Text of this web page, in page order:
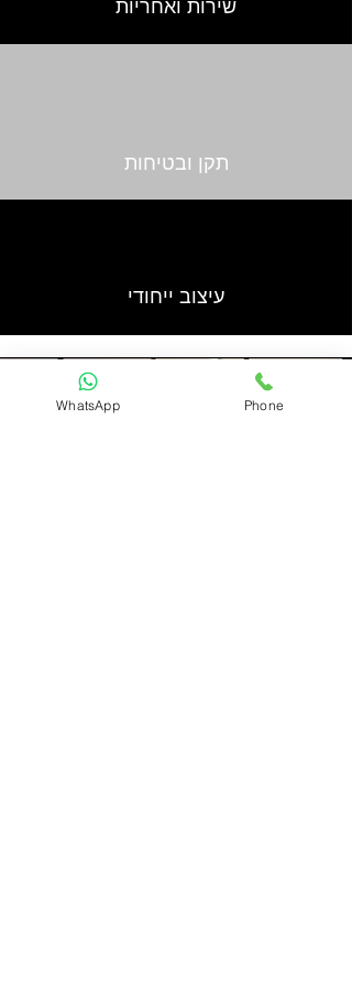
שירות ואחריות
תקן ובטיחות
עיצוב ייחודי
WhatsApp Phone